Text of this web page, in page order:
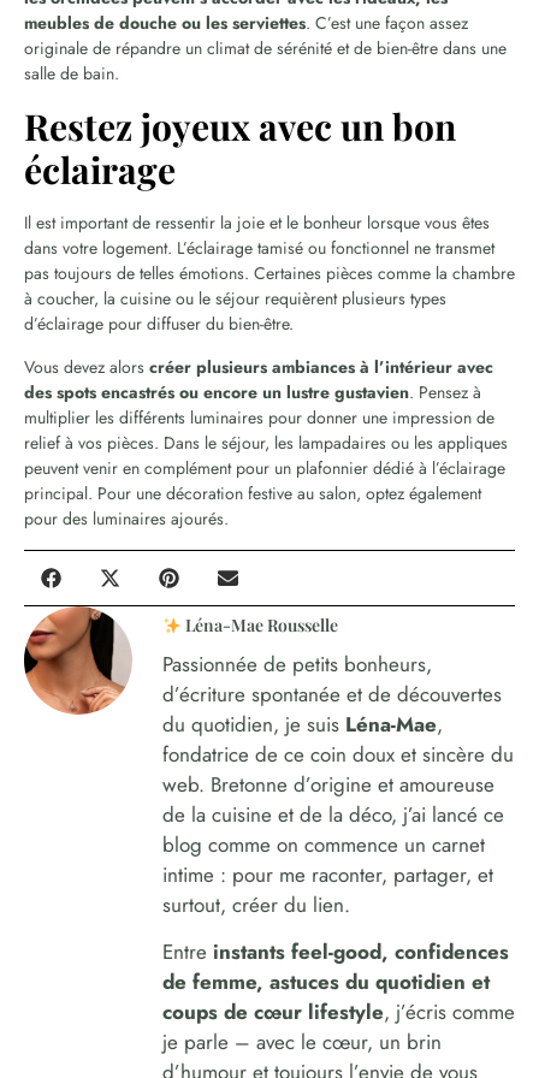
meubles de douche ou les serviettes. C’est une façon assez
originale de répandre un climat de sérénité et de bien-être dans une
salle de bain.
Restez joyeux avec un bon
éclairage
Il est important de ressentir la joie et le bonheur lorsque vous êtes
dans votre logement. L’éclairage tamisé ou fonctionnel ne transmet
pas toujours de telles émotions. Certaines pièces comme la chambre
à coucher, la cuisine ou le séjour requièrent plusieurs types
d’éclairage pour diffuser du bien-être.
Vous devez alors créer plusieurs ambiances à l’intérieur avec
des spots encastrés ou encore un lustre gustavien. Pensez à
multiplier les différents luminaires pour donner une impression de
relief à vos pièces. Dans le séjour, les lampadaires ou les appliques
peuvent venir en complément pour un plafonnier dédié à l’éclairage
principal. Pour une décoration festive au salon, optez également
pour des luminaires ajourés.
Léna-Mae Rousselle
Passionnée de petits bonheurs,
d’écriture spontanée et de découvertes
du quotidien, je suis Léna-Mae,
fondatrice de ce coin doux et sincère du
web. Bretonne d’origine et amoureuse
de la cuisine et de la déco, j’ai lancé ce
blog comme on commence un carnet
intime : pour me raconter, partager, et
surtout, créer du lien.
Entre instants feel-good, confidences
de femme, astuces du quotidien et
coups de cœur lifestyle, j’écris comme
je parle – avec le cœur, un brin
d’humour et toujours l’envie de vous